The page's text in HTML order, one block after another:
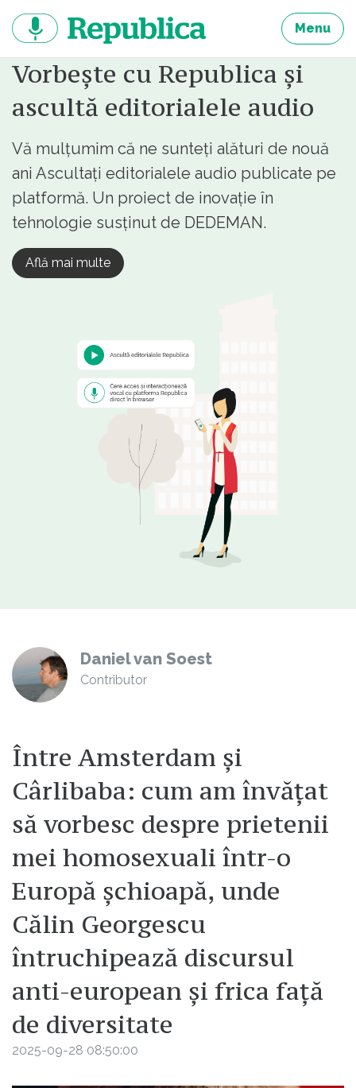
continut
Menu
Vorbește cu Republica și
ascultă editorialele audio
Vă mulțumim că ne sunteți alături de nouă
ani Ascultați editorialele audio publicate pe
platformă. Un proiect de inovație în
tehnologie susținut de DEDEMAN.
Află mai multe
Daniel van Soest
Contributor
Între Amsterdam și
Cârlibaba: cum am învățat
să vorbesc despre prietenii
mei homosexuali într-o
Europă șchioapă, unde
Călin Georgescu
întruchipează discursul
anti-european și frica față
de diversitate
2025-09-28 08:50:00